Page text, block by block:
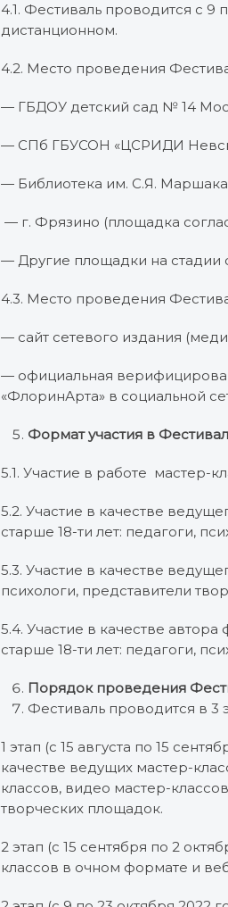
4.1. Фестиваль проводится с 9
дистанционном.
4.2. Место проведения
— ГБДОУ детский сад № 14
— СПб ГБУСОН «ЦСРИДИ
— Библиотека им. С.Я.
— г. Фрязино (площадка
— Другие площадки на стадии
4.3. Место проведения
— сайт сетевого издания
— официальная
«ФлоринАрта» в социальной
Формат участия в
5.1. Участие в работе мастер-
5.2. Участие в качестве
старше 18-ти лет: педагоги,
5.3. Участие в качестве
психологи, представители
5.4. Участие в качестве
старше 18-ти лет: педагоги,
Порядок проведения
Фестиваль проводится в 3
1 этап (с 15 августа по 15
качестве ведущих мастер-
классов, видео мастер-
творческих площадок.
2 этап (с 15 сентября по 2
классов в очном формате и